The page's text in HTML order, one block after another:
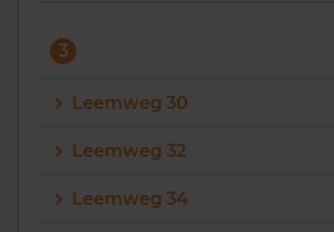
3
Leemweg 30
Leemweg 32
Leemweg 34